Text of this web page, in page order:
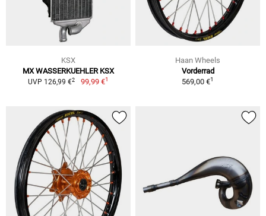
KSX
MX WASSERKUEHLER KSX
UVP 126,99 €2 99,99 €1
Haan Wheels
Vorderrad
569,00 €1